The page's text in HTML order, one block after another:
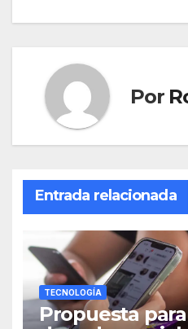
Por
Entrada relacionada
TECNOLOGÍA
Propuesta